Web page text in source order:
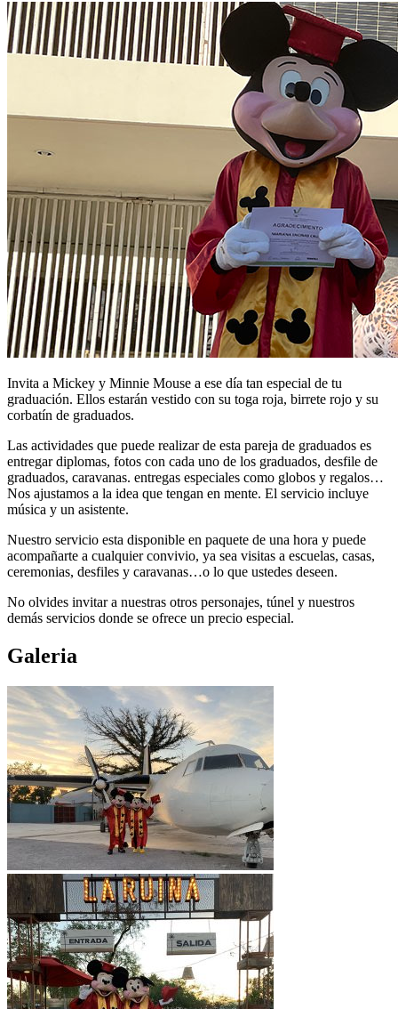
Invita a Mickey y Minnie Mouse a ese día tan especial de tu
graduación. Ellos estarán vestido con su toga roja, birrete rojo y su
corbatín de graduados.
Las actividades que puede realizar de esta pareja de graduados es
entregar diplomas, fotos con cada uno de los graduados, desfile de
graduados, caravanas. entregas especiales como globos y regalos…
Nos ajustamos a la idea que tengan en mente. El servicio incluye
música y un asistente.
Nuestro servicio esta disponible en paquete de una hora y puede
acompañarte a cualquier convivio, ya sea visitas a escuelas, casas,
ceremonias, desfiles y caravanas…o lo que ustedes deseen.
No olvides invitar a nuestras otros personajes, túnel y nuestros
demás servicios donde se ofrece un precio especial.
Galeria